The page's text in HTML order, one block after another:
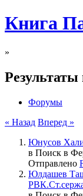
Книга
»
Результаты
Форумы
« Назад Вперед »
Юнусов
в Поиск в
Отправлено
Юлдашев